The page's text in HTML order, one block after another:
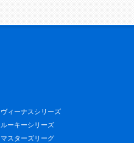
ヴィーナスシリーズ
ルーキーシリーズ
マスターズリーグ